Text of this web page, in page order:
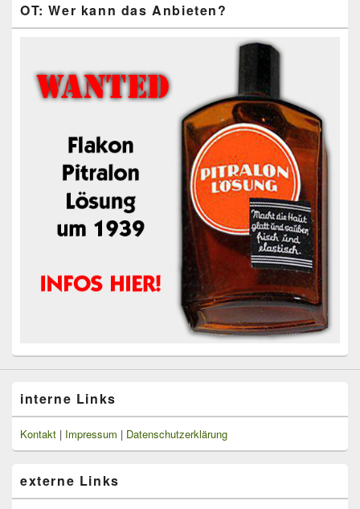
OT: Wer kann das Anbieten?
interne Links
Kontakt | Impressum | Datenschutzerklärung
externe Links